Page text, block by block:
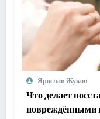
Ярослав Жуков
Что делает
повреждёнными